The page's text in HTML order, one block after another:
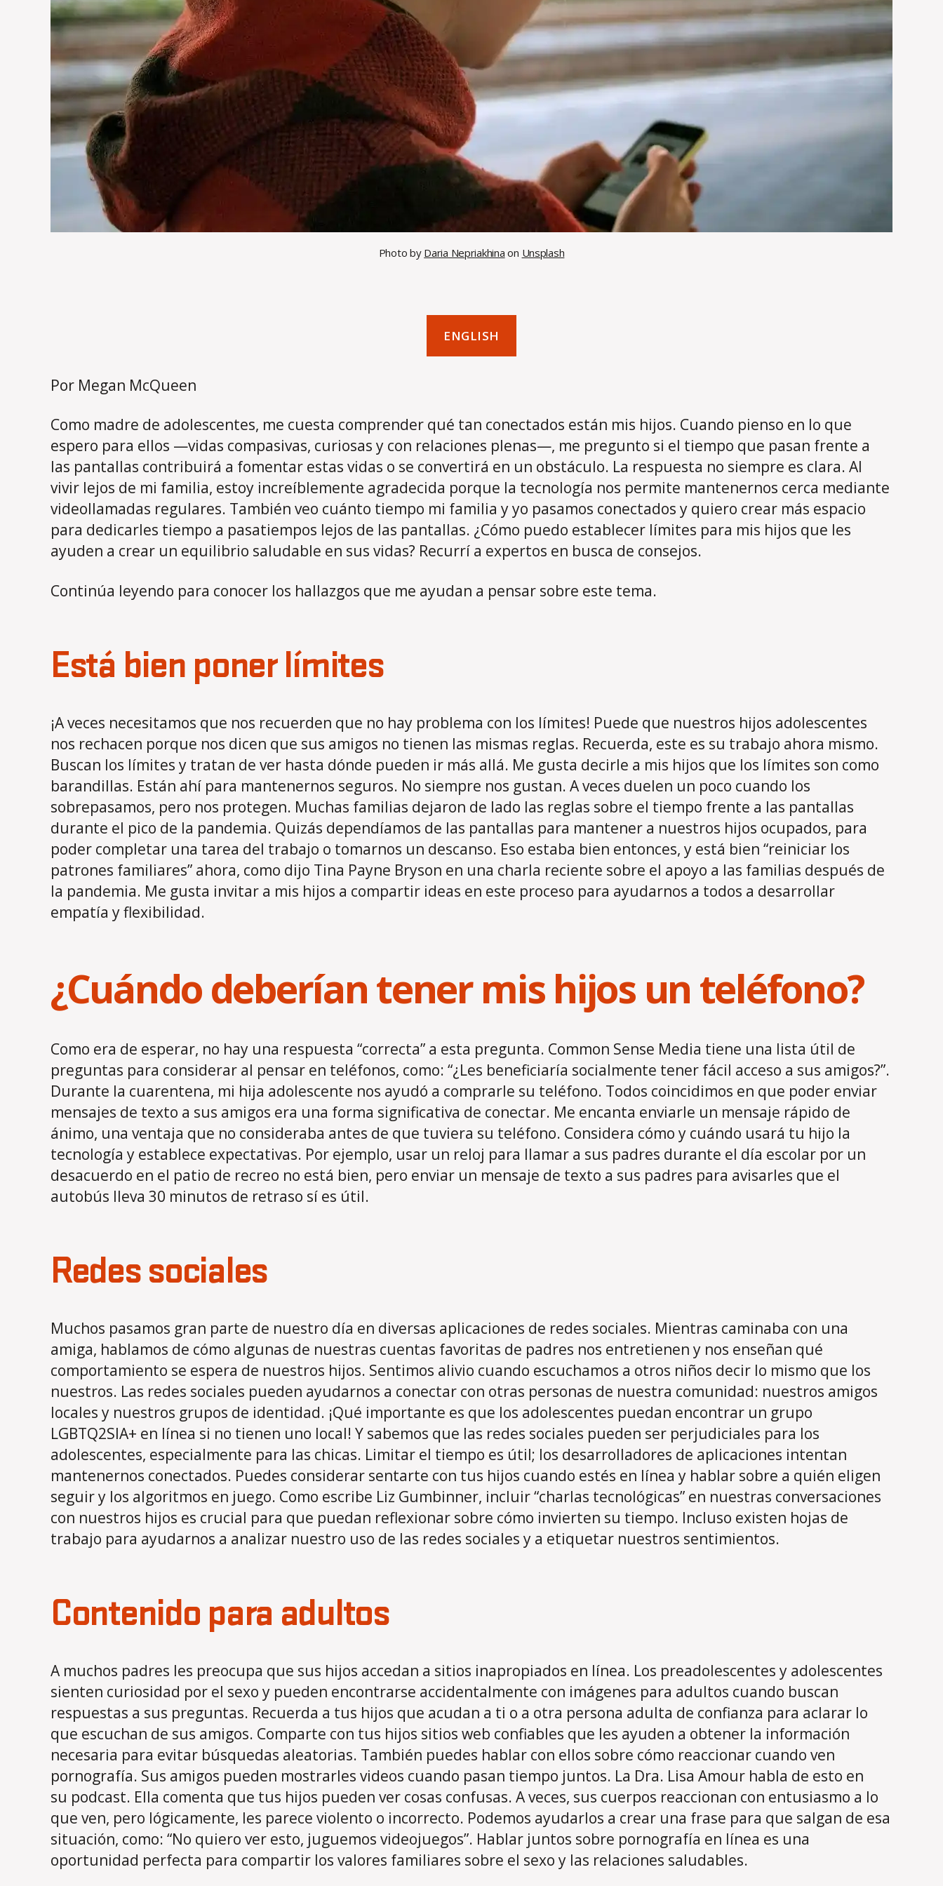
Photo by Daria Nepriakhina on Unsplash
ENGLISH
Por Megan McQueen
Como madre de adolescentes, me cuesta comprender qué tan conectados están mis hijos. Cuando pienso en lo que
espero para ellos —vidas compasivas, curiosas y con relaciones plenas—, me pregunto si el tiempo que pasan frente a
las pantallas contribuirá a fomentar estas vidas o se convertirá en un obstáculo. La respuesta no siempre es clara. Al
vivir lejos de mi familia, estoy increíblemente agradecida porque la tecnología nos permite mantenernos cerca mediante
videollamadas regulares. También veo cuánto tiempo mi familia y yo pasamos conectados y quiero crear más espacio
para dedicarles tiempo a pasatiempos lejos de las pantallas. ¿Cómo puedo establecer límites para mis hijos que les
ayuden a crear un equilibrio saludable en sus vidas? Recurrí a expertos en busca de consejos.
Continúa leyendo para conocer los hallazgos que me ayudan a pensar sobre este tema.
Está bien poner límites
¡A veces necesitamos que nos recuerden que no hay problema con los límites! Puede que nuestros hijos adolescentes
nos rechacen porque nos dicen que sus amigos no tienen las mismas reglas. Recuerda, este es su trabajo ahora mismo.
Buscan los límites y tratan de ver hasta dónde pueden ir más allá. Me gusta decirle a mis hijos que los límites son como
barandillas. Están ahí para mantenernos seguros. No siempre nos gustan. A veces duelen un poco cuando los
sobrepasamos, pero nos protegen. Muchas familias dejaron de lado las reglas sobre el tiempo frente a las pantallas
durante el pico de la pandemia. Quizás dependíamos de las pantallas para mantener a nuestros hijos ocupados, para
poder completar una tarea del trabajo o tomarnos un descanso. Eso estaba bien entonces, y está bien “reiniciar los
patrones familiares” ahora, como dijo Tina Payne Bryson en una charla reciente sobre el apoyo a las familias después de
la pandemia. Me gusta invitar a mis hijos a compartir ideas en este proceso para ayudarnos a todos a desarrollar
empatía y flexibilidad.
¿Cuándo deberían tener mis hijos un teléfono?
Como era de esperar, no hay una respuesta “correcta” a esta pregunta. Common Sense Media tiene una lista útil de
preguntas para considerar al pensar en teléfonos, como: “¿Les beneficiaría socialmente tener fácil acceso a sus amigos?”.
Durante la cuarentena, mi hija adolescente nos ayudó a comprarle su teléfono. Todos coincidimos en que poder enviar
mensajes de texto a sus amigos era una forma significativa de conectar. Me encanta enviarle un mensaje rápido de
ánimo, una ventaja que no consideraba antes de que tuviera su teléfono. Considera cómo y cuándo usará tu hijo la
tecnología y establece expectativas. Por ejemplo, usar un reloj para llamar a sus padres durante el día escolar por un
desacuerdo en el patio de recreo no está bien, pero enviar un mensaje de texto a sus padres para avisarles que el
autobús lleva 30 minutos de retraso sí es útil.
Redes sociales
Muchos pasamos gran parte de nuestro día en diversas aplicaciones de redes sociales. Mientras caminaba con una
amiga, hablamos de cómo algunas de nuestras cuentas favoritas de padres nos entretienen y nos enseñan qué
comportamiento se espera de nuestros hijos. Sentimos alivio cuando escuchamos a otros niños decir lo mismo que los
nuestros. Las redes sociales pueden ayudarnos a conectar con otras personas de nuestra comunidad: nuestros amigos
locales y nuestros grupos de identidad. ¡Qué importante es que los adolescentes puedan encontrar un grupo
LGBTQ2SIA+ en línea si no tienen uno local! Y sabemos que las redes sociales pueden ser perjudiciales para los
adolescentes, especialmente para las chicas. Limitar el tiempo es útil; los desarrolladores de aplicaciones intentan
mantenernos conectados. Puedes considerar sentarte con tus hijos cuando estés en línea y hablar sobre a quién eligen
seguir y los algoritmos en juego. Como escribe Liz Gumbinner, incluir “charlas tecnológicas” en nuestras conversaciones
con nuestros hijos es crucial para que puedan reflexionar sobre cómo invierten su tiempo. Incluso existen hojas de
trabajo para ayudarnos a analizar nuestro uso de las redes sociales y a etiquetar nuestros sentimientos.
Contenido para adultos
A muchos padres les preocupa que sus hijos accedan a sitios inapropiados en línea. Los preadolescentes y adolescentes
sienten curiosidad por el sexo y pueden encontrarse accidentalmente con imágenes para adultos cuando buscan
respuestas a sus preguntas. Recuerda a tus hijos que acudan a ti o a otra persona adulta de confianza para aclarar lo
que escuchan de sus amigos. Comparte con tus hijos sitios web confiables que les ayuden a obtener la información
necesaria para evitar búsquedas aleatorias. También puedes hablar con ellos sobre cómo reaccionar cuando ven
pornografía. Sus amigos pueden mostrarles videos cuando pasan tiempo juntos. La Dra. Lisa Amour habla de esto en
su podcast. Ella comenta que tus hijos pueden ver cosas confusas. A veces, sus cuerpos reaccionan con entusiasmo a lo
que ven, pero lógicamente, les parece violento o incorrecto. Podemos ayudarlos a crear una frase para que salgan de esa
situación, como: “No quiero ver esto, juguemos videojuegos”. Hablar juntos sobre pornografía en línea es una
oportunidad perfecta para compartir los valores familiares sobre el sexo y las relaciones saludables.